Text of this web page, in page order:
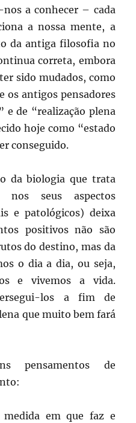
a conhecer – cada
a nossa mente, a
da antiga filosofia no
correta, embora
sido mudados, como
os antigos pensadores
e de “realização plena
hoje como “estado
conseguido.
da biologia que trata
nos seus aspectos
e patológicos) deixa
positivos não são
do destino, mas da
o dia a dia, ou seja,
e vivemos a vida.
los a fim de
que muito bem fará
pensamentos de
em que faz e